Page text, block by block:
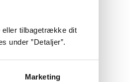
eller tilbagetrække dit
under ”Detaljer”.
Marketing